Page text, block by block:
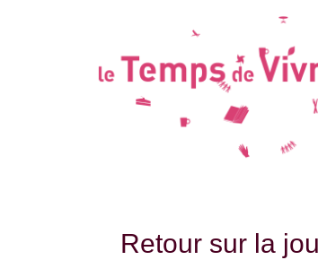
Retour sur la